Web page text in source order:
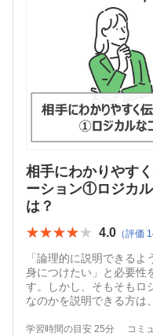
相手にわかりやす
ーション①ロジカ
は？
★★★★★
★★★★★ 4.0 （評価
「論理的に説明できる
身につけたい」と必要性
す。しかし、そもそもロ
なのかを説明できる方は
学習時間の目安 25分 コミ